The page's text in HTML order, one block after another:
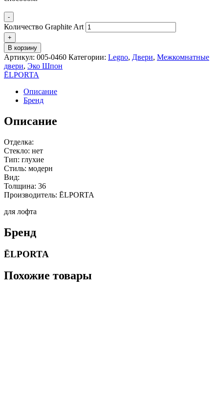
-
Количество Graphite Art
+
В корзину
Артикул: 005-0460 Категории: Legno, Двери, Межкомнатные
двери, Эко Шпон
ĒLPORTA
Описание
Бренд
Описание
Отделка:
Стекло: нет
Тип: глухие
Стиль: модерн
Вид:
Толщина: 36
Производитель: ĒLPORTA
для лофта
Бренд
ĒLPORTA
Похожие товары